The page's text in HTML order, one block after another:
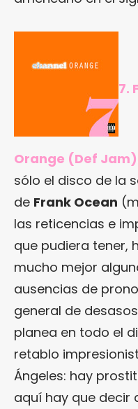
7.
Orange (Def
sólo el disco de la
de Frank Ocean
las reticencias e
que pudiera tener,
mucho mejor
ausencias de
general de
planea en todo el
retablo
Ángeles: hay
aquí hay que decir